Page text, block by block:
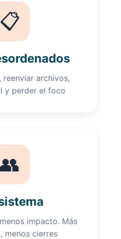
📋
reenviar archivos,
y perder el foco
👥
impacto. Más
menos cierres